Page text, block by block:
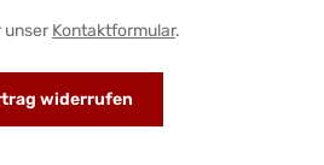
unser Kontaktformular.
widerrufen